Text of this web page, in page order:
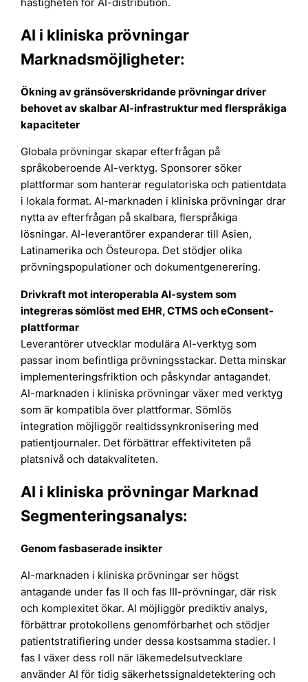
AI i kliniska prövningar
Marknadsmöjligheter:
Ökning av gränsöverskridande prövningar driver
behovet av skalbar AI-infrastruktur med flerspråkiga
kapaciteter
Globala prövningar skapar efterfrågan på
språkoberoende AI-verktyg. Sponsorer söker
plattformar som hanterar regulatoriska och patientdata
i lokala format. AI-marknaden i kliniska prövningar drar
nytta av efterfrågan på skalbara, flerspråkiga
lösningar. AI-leverantörer expanderar till Asien,
Latinamerika och Östeuropa. Det stödjer olika
prövningspopulationer och dokumentgenerering.
Drivkraft mot interoperabla AI-system som
integreras sömlöst med EHR, CTMS och eConsent-
plattformar
Leverantörer utvecklar modulära AI-verktyg som
passar inom befintliga prövningsstackar. Detta minskar
implementeringsfriktion och påskyndar antagandet.
AI-marknaden i kliniska prövningar växer med verktyg
som är kompatibla över plattformar. Sömlös
integration möjliggör realtidssynkronisering med
patientjournaler. Det förbättrar effektiviteten på
platsnivå och datakvaliteten.
AI i kliniska prövningar Marknad
Segmenteringsanalys:
Genom fasbaserade insikter
AI-marknaden i kliniska prövningar ser högst
antagande under fas II och fas III-prövningar, där risk
och komplexitet ökar. AI möjliggör prediktiv analys,
förbättrar protokollens genomförbarhet och stödjer
patientstratifiering under dessa kostsamma stadier. I
fas I växer dess roll när läkemedelsutvecklare
använder AI för tidig säkerhetssignaldetektering och